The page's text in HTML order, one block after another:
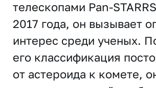
телескопами Pan-
2017 года, он вызывает
интерес среди ученых.
его классификация
от астероида к комете,